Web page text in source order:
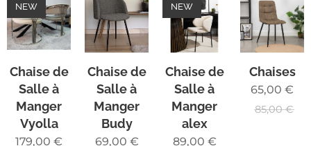
Chaise de
Salle à
Manger
Vyolla
NEW
179,00 €
Chaise de
Salle à
Manger
Budy
69,00 €
Chaise de
Salle à
Manger
alex
NEW
89,00 €
Chaises
65,00 €
85,00€